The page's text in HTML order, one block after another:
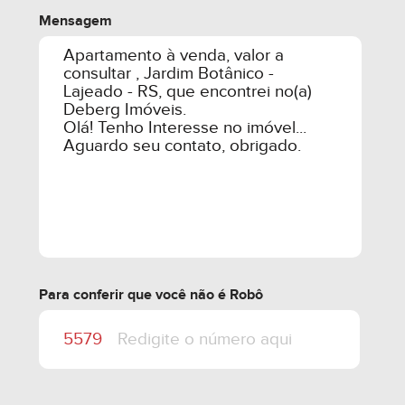
SERÃO CORRIGIDOS MENSALMENTE DE ACORDO
COM O ÍNDICES DE CORREÇÃO OFICIAIS, SENDO:
4.5.1. O SALDO A SER FINANCIADO JUNTO A
Mensagem
Para conferir que você não é Robô